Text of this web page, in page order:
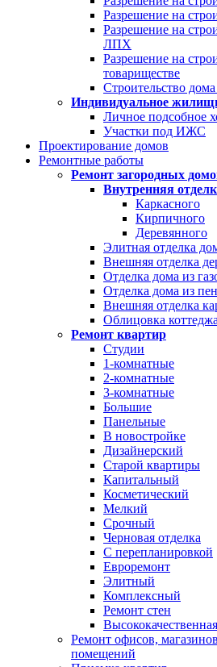
Разрешение на
Разрешение на
ЛПХ
Разрешение на
товариществе
Строительство
Индивидуальное
Личное подсобное
Участки под ИЖС
Проектирование домов
Ремонтные работы
Ремонт загородных
Внутренняя
Каркасного
Кирпичного
Деревянного
Элитная отделка
Внешняя отделка
Отделка дома из
Отделка дома из
Внешняя отделка
Облицовка
Ремонт квартир
Студии
1-комнатные
2-комнатные
3-комнатные
Большие
Панельные
В новостройке
Дизайнерский
Старой квартиры
Капитальный
Косметический
Мелкий
Срочный
Черновая отделка
С перепланировкой
Евроремонт
Элитный
Комплексный
Ремонт стен
Ремонт офисов,
помещений